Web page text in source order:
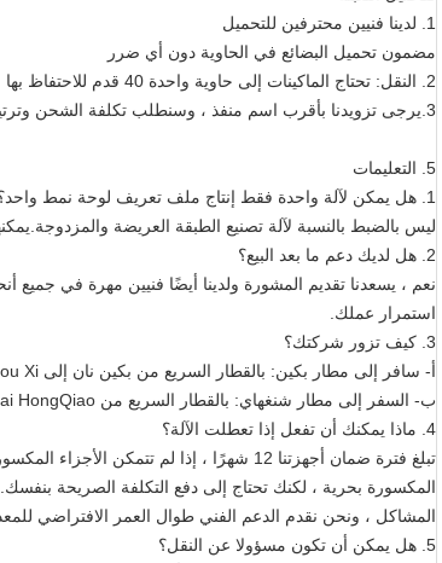
1. لدينا فنيين محترفين للتحميل
مضمون تحميل البضائع في الحاوية دون أي ضرر
2. النقل: تحتاج الماكينات إلى حاوية واحدة 40 قدم للاحتفاظ بها
3.يرجى تزويدنا بأقرب اسم منفذ ، وسنطلب تكلفة الشحن وترتيب الشحن لك
5. التعليمات
1. هل يمكن لآلة واحدة فقط إنتاج ملف تعريف لوحة نمط واحد؟
ليس بالضبط بالنسبة لآلة تصنيع الطبقة العريضة والمزدوجة.يمكنها إنتاج أكثر
2. هل لديك دعم ما بعد البيع؟
نعم ، يسعدنا تقديم المشورة ولدينا أيضًا فنيين مهرة في
استمرار عملك.
3. كيف تزور شركتك؟
أ- سافر إلى مطار بكين: بالقطار السريع من بكين نان إلى CangZhou Xi (ساعة واحدة) ، ثم يمكننا اصطحابك.
ب- السفر إلى مطار شنغهاي: بالقطار السريع من Shanghai HongQiao إلى Cangzhou Xi (4.5 ساعة) ، ثم يمكننا اصطحابك.
4. ماذا يمكنك أن تفعل إذا تعطلت الآلة؟
تبلغ فترة ضمان أجهزتنا 12 شهرًا ، إذا لم
المكسورة بحرية ، لكنك تحتاج إلى دفع التكلفة الصريحة
المشاكل ، ونحن نقدم الدعم الفني طوال العمر الافتراضي
5. هل يمكن أن تكون مسؤولا عن النقل؟